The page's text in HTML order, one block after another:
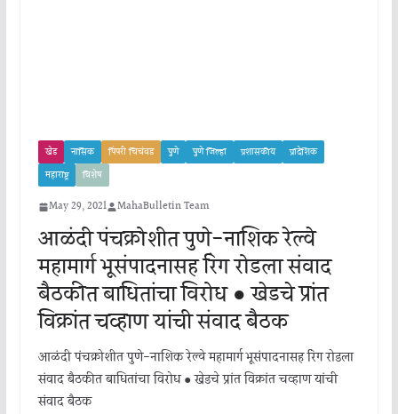
खेड नासिक पिंपरी चिचंवड पुणे पुणे जिल्हा प्रशासकीय
प्रादेशिक
महाराष्ट्र
विशेष
May 29, 2021 MahaBulletin Team
आळंदी पंचक्रोशीत पुणे-नाशिक रेल्वे
महामार्ग भूसंपादनासह रिंग रोडला संवाद
बैठकीत बाधितांचा विरोध ● खेडचे प्रांत
विक्रांत चव्हाण यांची संवाद बैठक
आळंदी पंचक्रोशीत पुणे-नाशिक रेल्वे महामार्ग भूसंपादनासह रिंग रोडला
संवाद बैठकीत बाधितांचा विरोध ● खेडचे प्रांत विक्रांत चव्हाण यांची
संवाद बैठक